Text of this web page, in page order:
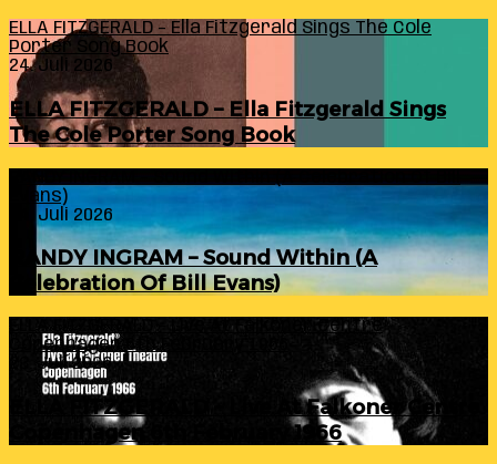
ELLA FITZGERALD – Ella Fitzgerald Sings The Cole
Porter Song Book
24. Juli 2026
ELLA FITZGERALD – Ella Fitzgerald Sings
The Cole Porter Song Book
Evans)
24. Juli 2026
RANDY INGRAM – Sound Within (A
Celebration Of Bill Evans)
ELLA FITZGERALD – Live At Falkoner Centre
Copenhagen 6th February 1966
23. Juli 2026
ELLA FITZGERALD – Live At Falkoner Centre
Copenhagen 6th February 1966